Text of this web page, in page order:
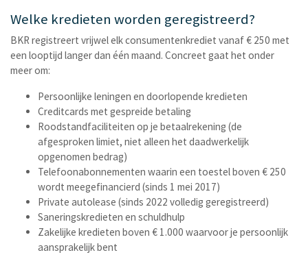
Welke kredieten worden geregistreerd?
BKR registreert vrijwel elk consumentenkrediet vanaf € 250 met
een looptijd langer dan één maand. Concreet gaat het onder
meer om:
Persoonlijke leningen en doorlopende kredieten
Creditcards met gespreide betaling
Roodstandfaciliteiten op je betaalrekening (de
afgesproken limiet, niet alleen het daadwerkelijk
opgenomen bedrag)
Telefoonabonnementen waarin een toestel boven € 250
wordt meegefinancierd (sinds 1 mei 2017)
Private autolease (sinds 2022 volledig geregistreerd)
Saneringskredieten en schuldhulp
Zakelijke kredieten boven € 1.000 waarvoor je persoonlijk
aansprakelijk bent